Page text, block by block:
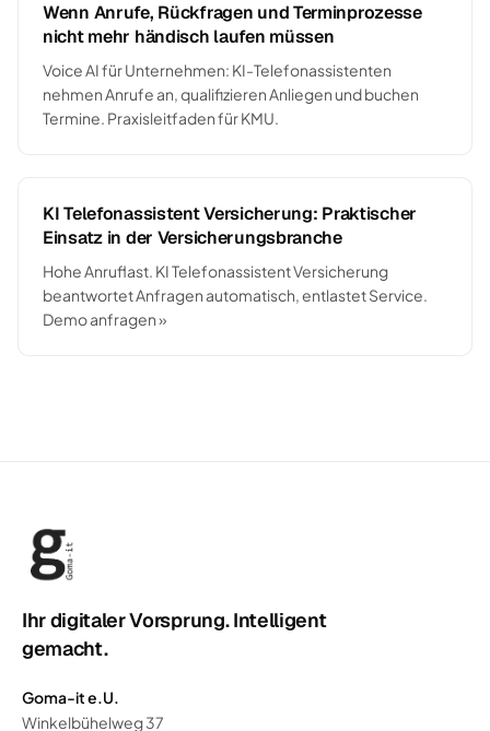
Wenn Anrufe, Rückfragen und Terminprozesse
nicht mehr händisch laufen müssen
Voice AI für Unternehmen: KI-Telefonassistenten
nehmen Anrufe an, qualifizieren Anliegen und buchen
Termine. Praxisleitfaden für KMU.
KI Telefonassistent Versicherung: Praktischer
Einsatz in der Versicherungsbranche
Hohe Anruflast. KI Telefonassistent Versicherung
beantwortet Anfragen automatisch, entlastet Service.
Demo anfragen »
Ihr digitaler Vorsprung. Intelligent
gemacht.
Goma-it e.U.
Winkelbühelweg 37